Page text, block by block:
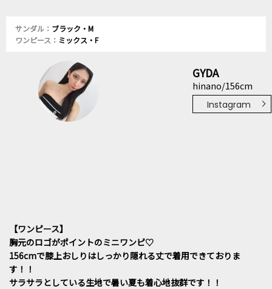
サンダル： ブラック・M
ワンピース： ミックス・F
GYDA
hinano/156cm
Instagram
【ワンピース】
胸元のロゴがポイントのミニワンピ♡
156cmで膝上おしりはしっかり隠れる丈で着用できておりま
す！！
サラサラとしている生地で暑い夏も着心地抜群です！！